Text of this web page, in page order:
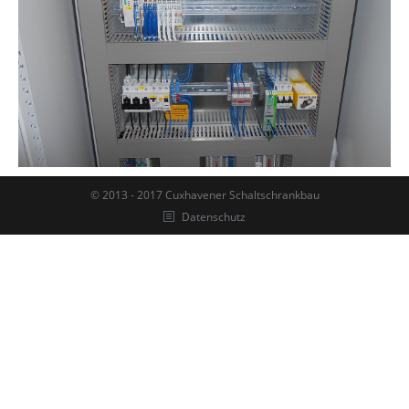
© 2013 - 2017 Cuxhavener Schaltschrankbau
Datenschutz